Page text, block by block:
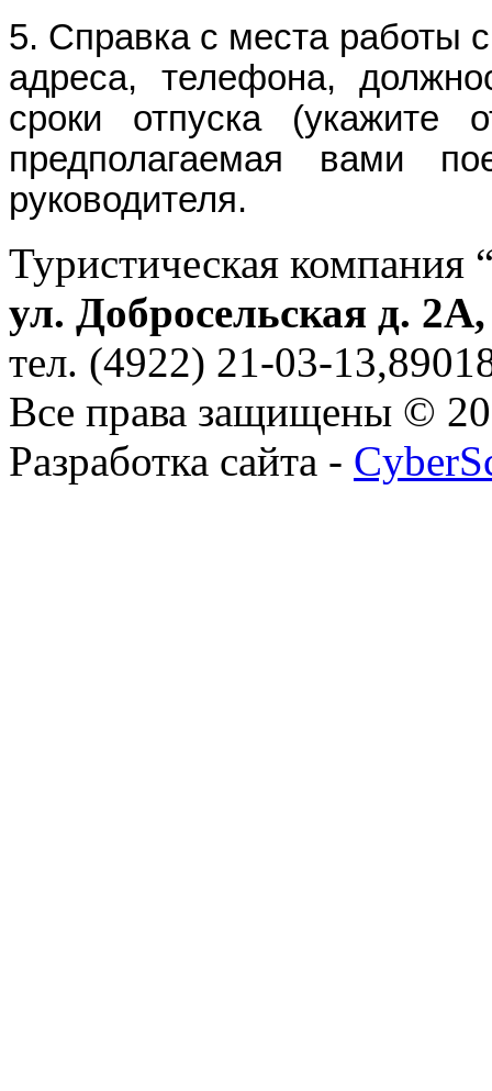
5. Справка с места работы
адреса, телефона,
сроки отпуска
предполагаемая вами
руководителя.
Туристическая компания
ул. Добросельская д.
тел. (4922) 21-03-
Все права защищены ©
Разработка сайта -